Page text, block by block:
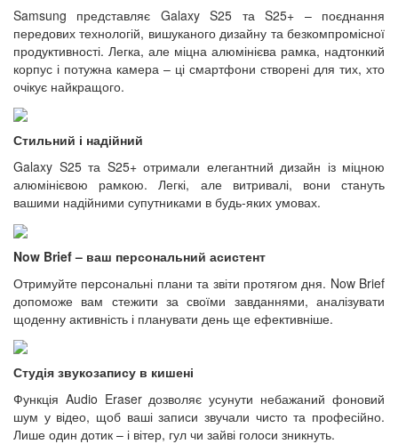
Samsung представляє Galaxy S25 та S25+ – поєднання
передових технологій, вишуканого дизайну та безкомпромісної
продуктивності. Легка, але міцна алюмінієва рамка, надтонкий
корпус і потужна камера – ці смартфони створені для тих, хто
очікує найкращого.
Стильний і надійний
Galaxy S25 та S25+ отримали елегантний дизайн із міцною
алюмінієвою рамкою. Легкі, але витривалі, вони стануть
вашими надійними супутниками в будь-яких умовах.
Now Brief – ваш персональний асистент
Отримуйте персональні плани та звіти протягом дня. Now Brief
допоможе вам стежити за своїми завданнями, аналізувати
щоденну активність і планувати день ще ефективніше.
Студія звукозапису в кишені
Функція Audio Eraser дозволяє усунути небажаний фоновий
шум у відео, щоб ваші записи звучали чисто та професійно.
Лише один дотик – і вітер, гул чи зайві голоси зникнуть.